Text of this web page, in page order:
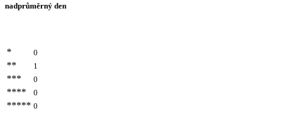
nadprůměrný den
* 0
** 1
*** 0
**** 0
***** 0